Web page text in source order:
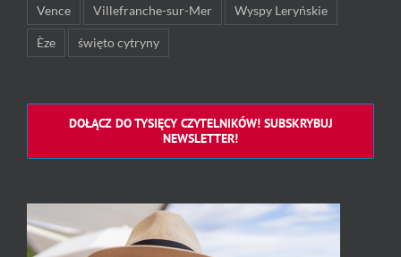
Vence Villefranche-sur-Mer Wyspy Leryńskie
Èze święto cytryny
DOŁĄCZ DO TYSIĘCY CZYTELNIKÓW! SUBSKRYBUJ
NEWSLETTER!